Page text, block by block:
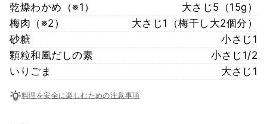
乾燥わかめ（※1）
大さじ5（15g）
梅肉（※2）
大さじ1（梅干し大2個分）
砂糖
小さじ1
顆粒和風だしの素
小さじ1/2
いりごま
大さじ1
料理を安全に楽しむための注意事項